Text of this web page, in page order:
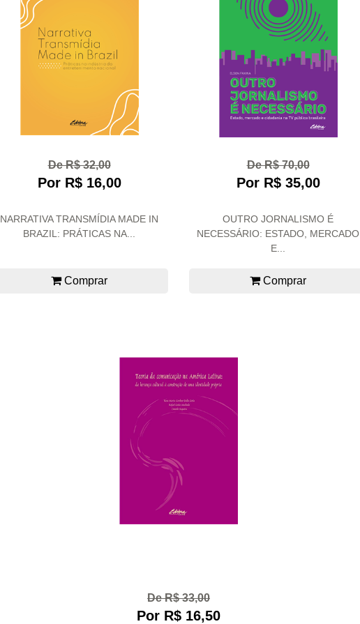
De R$ 32,00
Por R$ 16,00
NARRATIVA TRANSMÍDIA MADE IN
BRAZIL: PRÁTICAS NA...
Comprar
De R$ 70,00
Por R$ 35,00
OUTRO JORNALISMO É
NECESSÁRIO: ESTADO, MERCADO
E...
Comprar
De R$ 33,00
Por R$ 16,50